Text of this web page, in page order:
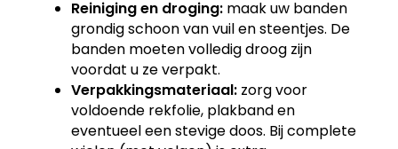
Reiniging en droging: maak uw banden
grondig schoon van vuil en steentjes. De
banden moeten volledig droog zijn
voordat u ze verpakt.
Verpakkingsmateriaal: zorg voor
voldoende rekfolie, plakband en
eventueel een stevige doos. Bij complete